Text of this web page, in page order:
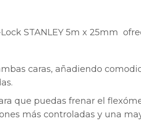
STANLEY 5m x 25mm
caras, añadiendo
que puedas frenar el
más controladas y una